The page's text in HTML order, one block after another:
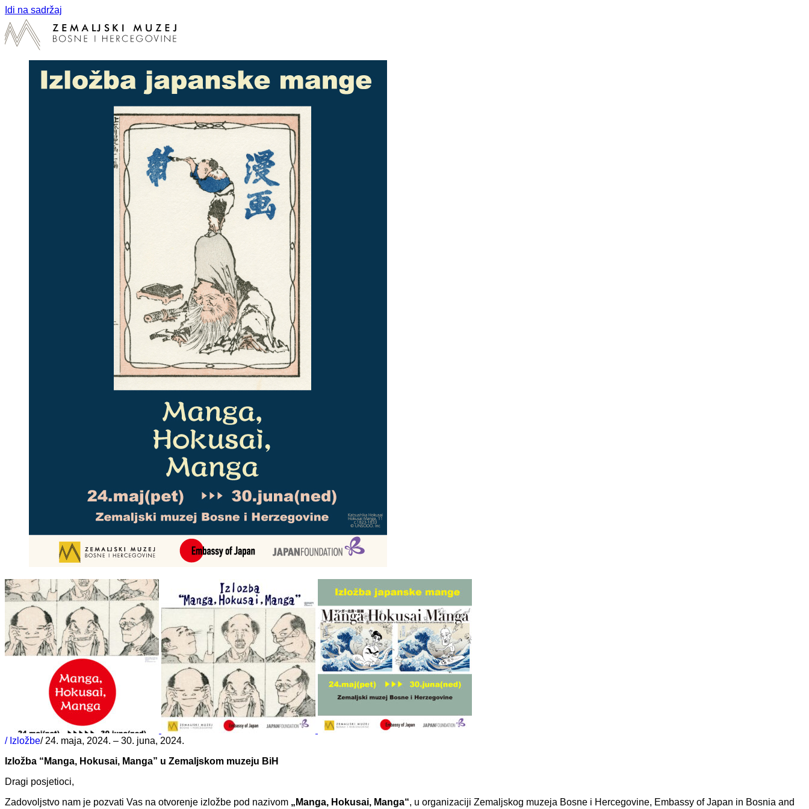
Idi na sadržaj
/ Izložbe/ 24. maja, 2024. – 30. juna, 2024.
Izložba “Manga, Hokusai, Manga” u Zemaljskom muzeju BiH
Dragi posjetioci,
Zadovoljstvo nam je pozvati Vas na otvorenje izložbe pod nazivom „Manga, Hokusai, Manga“, u organizaciji Zemaljskog muzeja Bosne i Hercegovine, Embassy of Japan in Bosnia and